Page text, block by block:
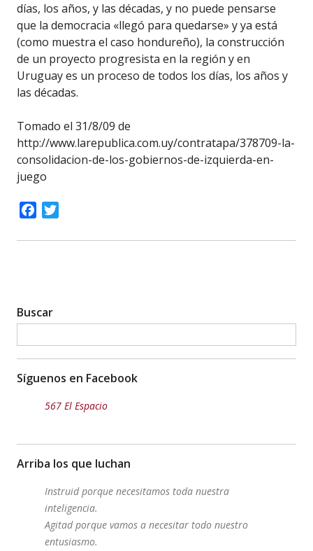
días, los años, y las décadas, y no puede pensarse
que la democracia «llegó para quedarse» y ya está
(como muestra el caso hondureño), la construcción
de un proyecto progresista en la región y en
Uruguay es un proceso de todos los días, los años y
las décadas.
Tomado el 31/8/09 de
http://www.larepublica.com.uy/contratapa/378709-la-
consolidacion-de-los-gobiernos-de-izquierda-en-
juego
Facebook
Buscar
Síguenos en Facebook
567 El Espacio
Arriba los que luchan
Instruid porque necesitamos toda nuestra
inteligencia.
Agitad porque vamos a necesitar todo nuestro
entusiasmo.